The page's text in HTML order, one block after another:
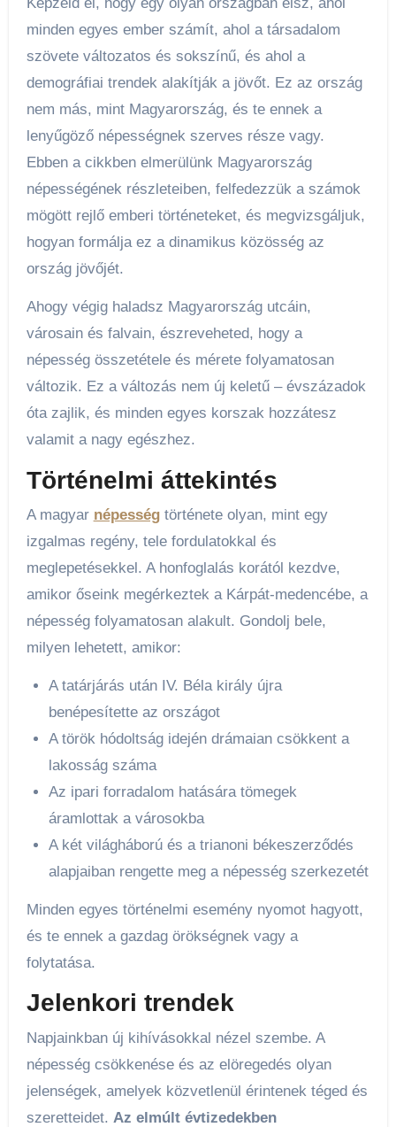
minden egyes ember számít, ahol a társadalom
szövete változatos és sokszínű, és ahol a
demográfiai trendek alakítják a jövőt. Ez az ország
nem más, mint Magyarország, és te ennek a
lenyűgöző népességnek szerves része vagy.
Ebben a cikkben elmerülünk Magyarország
népességének részleteiben, felfedezzük a számok
mögött rejlő emberi történeteket, és megvizsgáljuk,
hogyan formálja ez a dinamikus közösség az
ország jövőjét.
Ahogy végig haladsz Magyarország utcáin,
városain és falvain, észreveheted, hogy a
népesség összetétele és mérete folyamatosan
változik. Ez a változás nem új keletű – évszázadok
óta zajlik, és minden egyes korszak hozzátesz
valamit a nagy egészhez.
Történelmi áttekintés
A magyar népességtörténete olyan, mint egy
izgalmas regény, tele fordulatokkal és
meglepetésekkel. A honfoglalás korától kezdve,
amikor őseink megérkeztek a Kárpát-medencébe, a
népesség folyamatosan alakult. Gondolj bele,
milyen lehetett, amikor:
A tatárjárás után IV. Béla király újra
benépesítette az országot
A török hódoltság idején drámaian csökkent a
lakosság száma
Az ipari forradalom hatására tömegek
áramlottak a városokba
A két világháború és a trianoni békeszerződés
alapjaiban rengette meg a népesség szerkezetét
Minden egyes történelmi esemény nyomot hagyott,
és te ennek a gazdag örökségnek vagy a
folytatása.
Jelenkori trendek
Napjainkban új kihívásokkal nézel szembe. A
népesség csökkenése és az elöregedés olyan
jelenségek, amelyek közvetlenül érintenek téged és
szeretteidet. Az elmúlt évtizedekben